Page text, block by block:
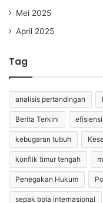
Mei 2025
April 2025
Tag
analisis pertandingan
Berita Terkini
kebugaran tubuh
konflik timur tengah
Penegakan Hukum
sepak bola internasional